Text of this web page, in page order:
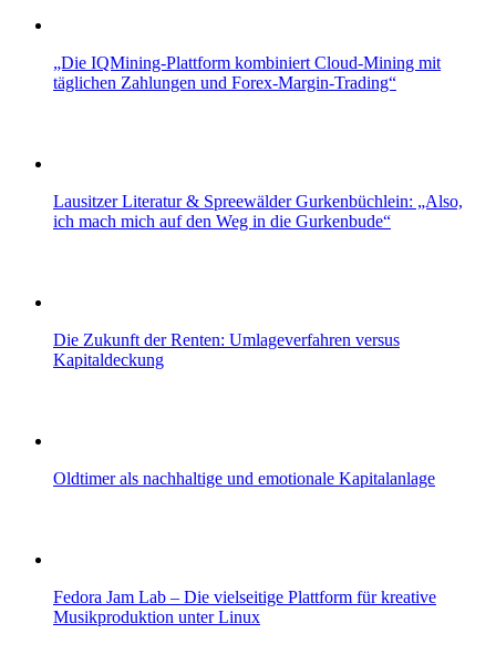
„Die IQMining-Plattform kombiniert Cloud-Mining mit
täglichen Zahlungen und Forex-Margin-Trading“
Lausitzer Literatur & Spreewälder Gurkenbüchlein: „Also,
ich mach mich auf den Weg in die Gurkenbude“
Die Zukunft der Renten: Umlageverfahren versus
Kapitaldeckung
Oldtimer als nachhaltige und emotionale Kapitalanlage
Fedora Jam Lab – Die vielseitige Plattform für kreative
Musikproduktion unter Linux